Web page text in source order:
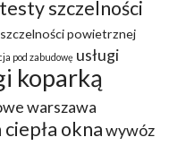
testy szczelności
powietrznej
pod zabudowę usługi
koparką
warszawa
oknawywóz